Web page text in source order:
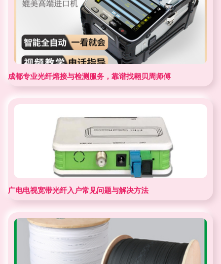
成都专业光纤熔接与检测服务，靠谱找翱贝周师傅
广电电视宽带光纤入户常见问题与解决方法